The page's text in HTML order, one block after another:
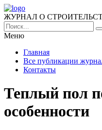
ЖУРНАЛ О
Меню
Главная
Все публикации
Контакты
Теплый пол
особенности